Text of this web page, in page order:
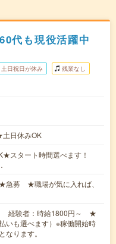
代も現役活躍中
土日祝日が休み 残業なし
日休みOK
スタート時間選べます！
募 ★職場が気に入れば、
経験者：時給1800円～ ★
いも選べます）※稼働開始時
ります。